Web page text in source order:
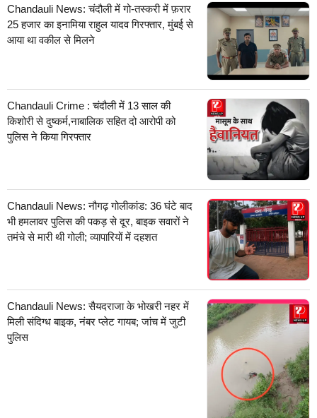
Chandauli News: चंदौली में गो-तस्करी में फ़रार
25 हजार का इनामिया राहुल यादव गिरफ्तार, मुंबई से
आया था वकील से मिलने
Chandauli Crime : चंदौली में 13 साल की
किशोरी से दुष्कर्म,नाबालिक सहित दो आरोपी को
पुलिस ने किया गिरफ्तार
Chandauli News: नौगढ़ गोलीकांड: 36 घंटे बाद
भी हमलावर पुलिस की पकड़ से दूर, बाइक सवारों ने
तमंचे से मारी थी गोली; व्यापारियों में दहशत
Chandauli News: सैयदराजा के भोखरी नहर में
मिली संदिग्ध बाइक, नंबर प्लेट गायब; जांच में जुटी
पुलिस